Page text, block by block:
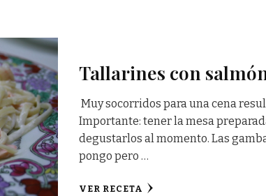
Tallarines con
Muy socorridos para una cena
Importante: tener la mesa
degustarlos al momento. Las
pongo pero …
VER RECETA